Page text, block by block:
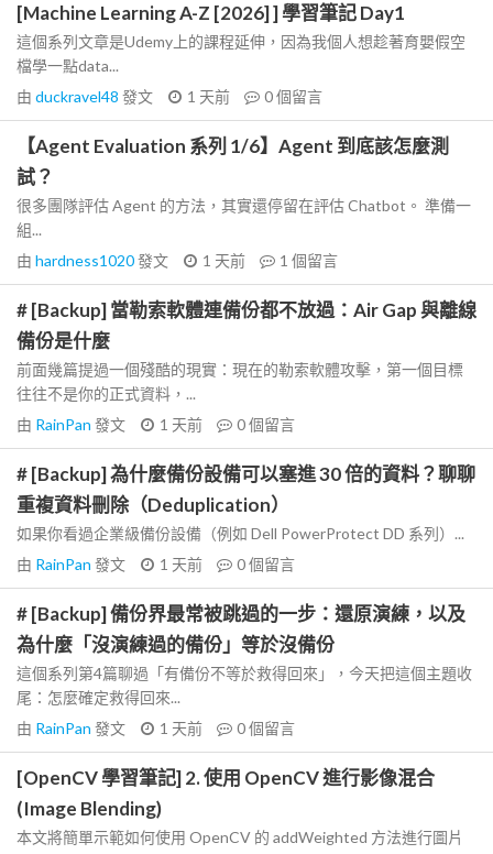
[Machine Learning A-Z [2026] ] 學習筆記 Day1
這個系列文章是Udemy上的課程延伸，因為我個人想趁著育嬰假空
檔學一點data...
由 duckravel48 發文 1 天前 0個留言
【Agent Evaluation 系列 1/6】Agent 到底該怎麼測
試？
很多團隊評估 Agent 的方法，其實還停留在評估 Chatbot。 準備一
組...
由 hardness1020發文 1 天前 1 個留言
# [Backup] 當勒索軟體連備份都不放過：Air Gap 與離線
備份是什麼
前面幾篇提過一個殘酷的現實：現在的勒索軟體攻擊，第一個目標
往往不是你的正式資料，...
由 RainPan 發文 1 天前 0個留言
# [Backup] 為什麼備份設備可以塞進 30 倍的資料？聊聊
重複資料刪除（Deduplication）
如果你看過企業級備份設備（例如 Dell PowerProtect DD 系列）...
由 RainPan 發文 1 天前 0個留言
# [Backup] 備份界最常被跳過的一步：還原演練，以及
為什麼「沒演練過的備份」等於沒備份
這個系列第4篇聊過「有備份不等於救得回來」，今天把這個主題收
尾：怎麼確定救得回來...
由 RainPan 發文 1 天前 0個留言
[OpenCV 學習筆記] 2. 使用 OpenCV 進行影像混合
(Image Blending)
本文將簡單示範如何使用 OpenCV 的 addWeighted 方法進行圖片